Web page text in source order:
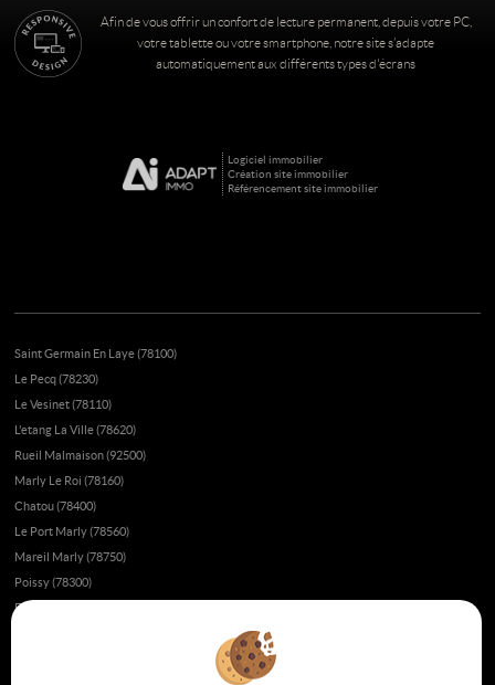
Afin de vous offrir un confort de lecture permanent, depuis votre PC,
votre tablette ou votre smartphone, notre site s’adapte
automatiquement aux différents types d'écrans
Logiciel immobilier
Création site immobilier
Référencement site immobilier
Saint Germain En Laye (78100)
Le Pecq (78230)
Le Vesinet (78110)
L'etang La Ville (78620)
Rueil Malmaison (92500)
Marly Le Roi (78160)
Chatou (78400)
Le Port Marly (78560)
Mareil Marly (78750)
Poissy (78300)
Fourqueux (78112)
Fait-il bon vivre à Saint-Germain-en-Laye?